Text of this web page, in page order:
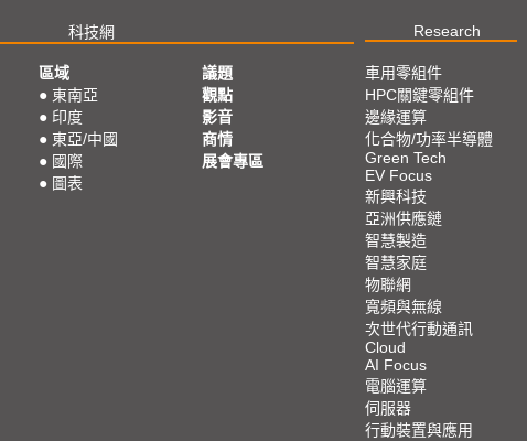
科技網 Research
區域
● 東南亞
● 印度
● 東亞/中國
● 國際
● 圖表
議題
觀點
影音
商情
展會專區
車用零組件
HPC關鍵零組件
邊緣運算
化合物/功率半導體
Green Tech
EV Focus
新興科技
亞洲供應鏈
智慧製造
智慧家庭
物聯網
寬頻與無線
次世代行動通訊
Cloud
AI Focus
電腦運算
伺服器
行動裝置與應用